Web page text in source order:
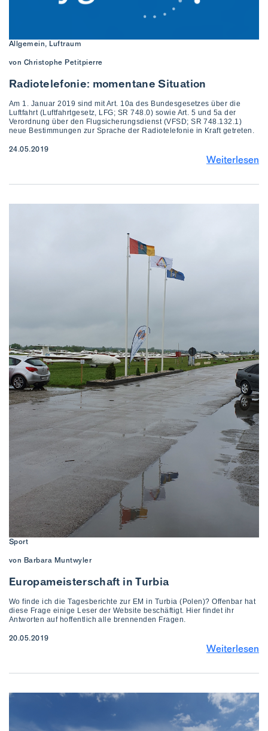
Allgemein, Luftraum
von Christophe Petitpierre
Radiotelefonie: momentane Situation
Am 1. Januar 2019 sind mit Art. 10a des Bundesgesetzes über die
Luftfahrt (Luftfahrtgesetz, LFG; SR 748.0) sowie Art. 5 und 5a der
Verordnung über den Flugsicherungsdienst (VFSD; SR 748.132.1)
neue Bestimmungen zur Sprache der Radiotelefonie in Kraft getreten.
24.05.2019
Weiterlesen
Sport
von Barbara Muntwyler
Europameisterschaft in Turbia
Wo finde ich die Tagesberichte zur EM in Turbia (Polen)? Offenbar hat
diese Frage einige Leser der Website beschäftigt. Hier findet ihr
Antworten auf hoffentlich alle brennenden Fragen.
20.05.2019
Weiterlesen